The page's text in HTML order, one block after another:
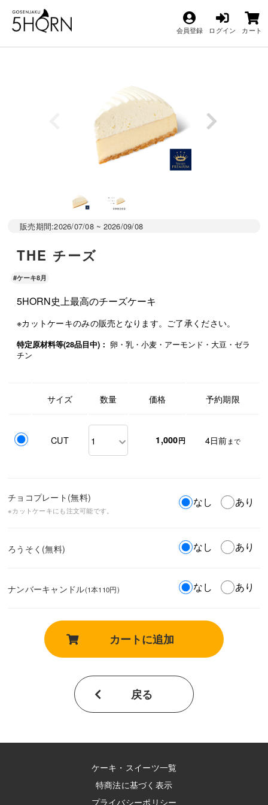
会員登録 ログイン カート
販売期間:2026/07/08 ~ 2026/09/08
THE チーズ
#ケーキ8月
5HORN史上最高のチーズケーキ
※カットケーキのみの販売となります。ご了承ください。
特定原材料等(28品目中)： 卵・乳・小麦・アーモンド・大豆・ゼラ
チン
サイズ 数量 価格 予約期限
CUT 1,000円 4日前まで
チョコプレート(無料)
※カットケーキにも注文可能です。
なし あり
ろうそく(無料) なし あり
ナンバーキャンドル(1本110円) なし あり
カートに追加
戻る
ケーキ・スイーツ一覧
特商法に基づく表示
プライバシーポリシー